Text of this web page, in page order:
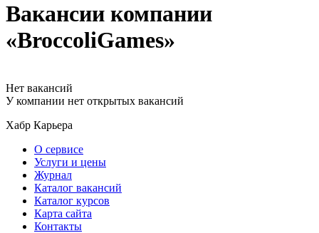
Вакансии компании
«BroccoliGames»
Нет вакансий
У компании нет открытых вакансий
Хабр Карьера
О сервисе
Услуги и цены
Журнал
Каталог вакансий
Каталог курсов
Карта сайта
Контакты